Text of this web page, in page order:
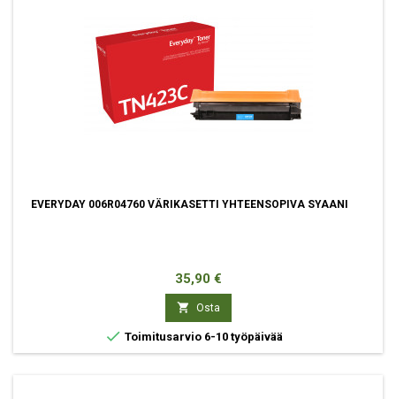
EVERYDAY 006R04760 VÄRIKASETTI YHTEENSOPIVA SYAANI
Hinta
35,90 €
 Osta
 Toimitusarvio 6-10 työpäivää